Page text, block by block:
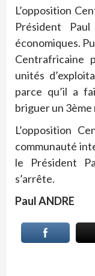
L’opposition
Président
économiques.
Centrafricaine
unités
parce qu’il a
briguer un 3ème
L’opposition
communauté
le Président
s’arrête.
Paul ANDRE